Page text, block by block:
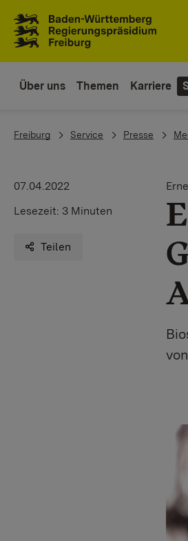
Über uns Themen Karriere
You are here:
Freiburg Service Presse
07.04.2022
Lesezeit: 3 Minuten
Teilen